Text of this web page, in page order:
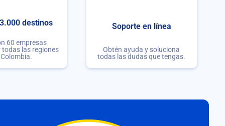
destinos
60 empresas
todas las regiones
Soporte en línea
Obtén ayuda y soluciona
todas las dudas que tengas.